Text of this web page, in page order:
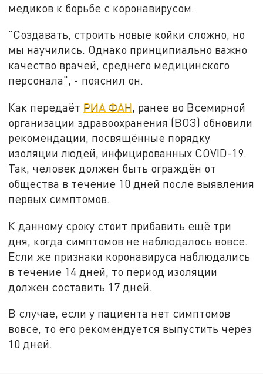
медиков к борьбе с коронавирусом.
"Создавать, строить новые койки сложно, но
мы научились. Однако принципиально важно
качество врачей, среднего медицинского
персонала", - пояснил он.
Как передаёт РИА ФАН, ранее во Всемирной
организации здравоохранения (ВОЗ) обновили
рекомендации, посвящённые порядку
изоляции людей, инфицированных COVID-19.
Так, человек должен быть ограждён от
общества в течение 10 дней после выявления
первых симптомов.
К данному сроку стоит прибавить ещё три
дня, когда симптомов не наблюдалось вовсе.
Если же признаки коронавируса наблюдались
в течение 14 дней, то период изоляции
должен составить 17 дней.
В случае, если у пациента нет симптомов
вовсе, то его рекомендуется выпустить через
10 дней.